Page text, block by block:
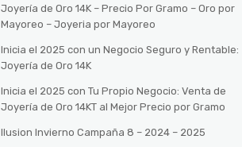
Joyería de Oro 14K – Precio Por Gramo – Oro por
Mayoreo – Joyeria por Mayoreo
Inicia el 2025 con un Negocio Seguro y Rentable:
Joyería de Oro 14K
Inicia el 2025 con Tu Propio Negocio: Venta de
Joyería de Oro 14KT al Mejor Precio por Gramo
Ilusion Invierno Campaña 8 – 2024 – 2025